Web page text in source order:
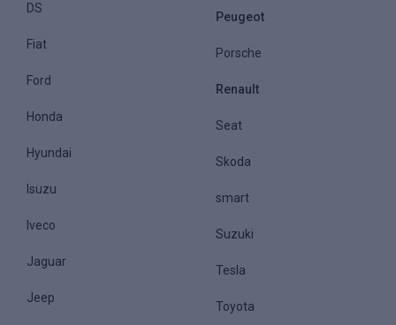
DS
Fiat
Ford
Honda
Hyundai
Isuzu
Iveco
Jaguar
Jeep
Peugeot
Porsche
Renault
Seat
Skoda
smart
Suzuki
Tesla
Toyota